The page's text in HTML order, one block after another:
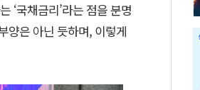
‘국채금리’라는 점을 분명
양은 아닌 듯하며, 이렇게